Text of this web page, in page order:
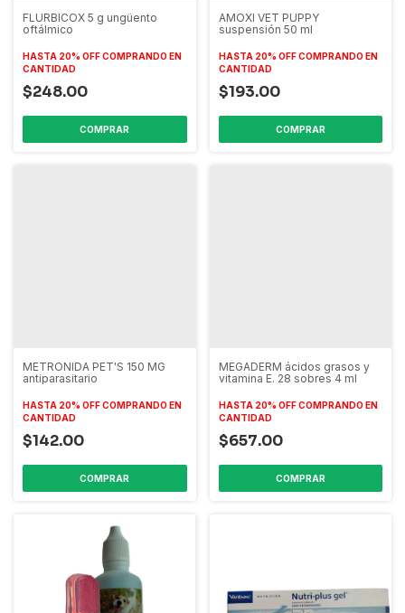
FLURBICOX 5 g ungüento
oftálmico
HASTA 20% OFFCOMPRANDO EN
CANTIDAD
$248.00
AMOXI VET PUPPY
suspensión 50 ml
HASTA 20% OFF COMPRANDO EN
CANTIDAD
$193.00
METRONIDA PET'S 150 MG
antiparasitario
HASTA 20% OFFCOMPRANDO EN
CANTIDAD
$142.00
MEGADERM ácidos grasos y
vitamina E. 28 sobres 4 ml
HASTA 20% OFF COMPRANDO EN
CANTIDAD
$657.00